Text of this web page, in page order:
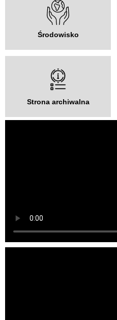
Środowisko
Strona archiwalna